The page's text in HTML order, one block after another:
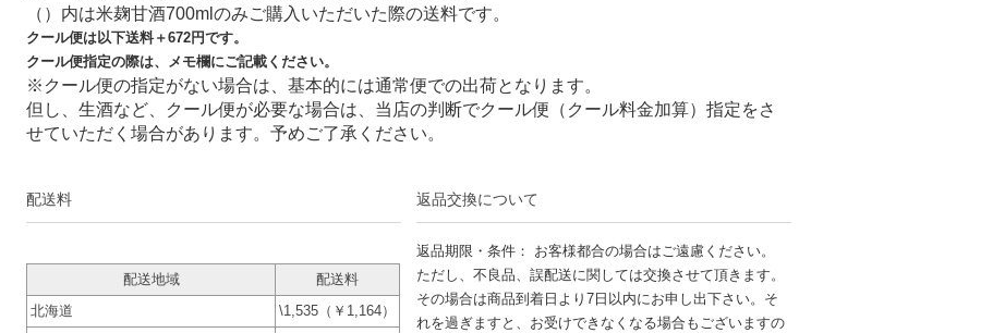
（）内は米麹甘酒700mlのみご購入いただいた際の送料です。
クール便は以下送料＋672円です。
クール便指定の際は、メモ欄にご記載ください。
※クール便の指定がない場合は、基本的には通常便での出荷となります。
但し、生酒など、クール便が必要な場合は、当店の判断でクール便（クール料金加算）指定をさ
せていただく場合があります。予めご了承ください。
配送料
配送地域
配送料
北海道
\1,535（￥1,164）
返品交換について
返品期限・条件： お客様都合の場合はご遠慮ください。
ただし、不良品、誤配送に関しては交換させて頂きます。
その場合は商品到着日より7日以内にお申し出下さい。そ
れを過ぎますと、お受けできなくなる場合もございますの